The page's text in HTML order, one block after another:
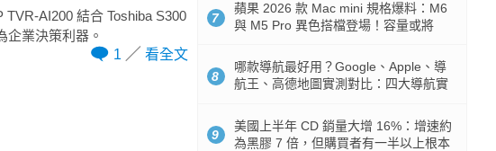
AI200 結合 Toshiba S300
企業決策利器。
1
看全文
7
蘋果 2026 款 Mac mini 規格爆料：M6
與 M5 Pro 異色搭檔登場！容量或將
8
哪款導航最好用？Google、Apple、導
航王、高德地圖實測對比：四大導航實
9
美國上半年 CD 銷量大增 16%：增速約
為黑膠 7 倍，但購買者有一半以上根本